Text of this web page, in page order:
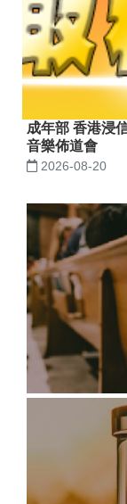
成年部 香港浸
音樂佈道會
2026-08-20